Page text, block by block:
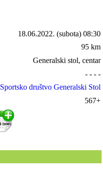
18.06.2022. (subota) 08:30
95 km
Generalski stol, centar
- - - -
Sportsko društvo Generalski Stol
567+